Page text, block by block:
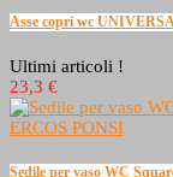
Asse copri wc
Ultimi articoli !
23,3 €
Sedile per vaso WC